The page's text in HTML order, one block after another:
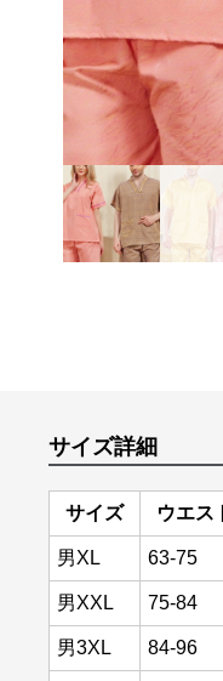
サイズ詳細
サイズ ウエス
男XL 63-75
男XXL 75-84
男3XL 84-96